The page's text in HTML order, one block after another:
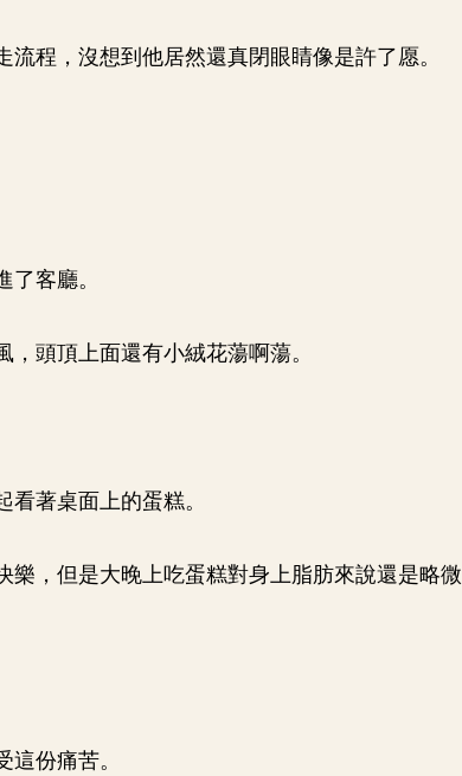
程，沒想到他居然還真閉眼睛像是許了愿。
客廳。
頭頂上面還有小絨花蕩啊蕩。
著桌面上的蛋糕。
，但是大晚上吃蛋糕對身上脂肪來說還是略微
份痛苦。